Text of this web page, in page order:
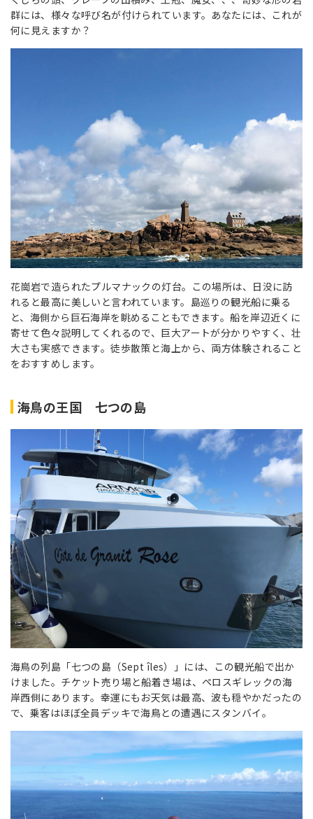
群には、様々な呼び名が付けられています。あなたには、これが
何に見えますか？
花崗岩で造られたプルマナックの灯台。この場所は、日没に訪
れると最高に美しいと言われています。島巡りの観光船に乗る
と、海側から巨石海岸を眺めることもできます。船を岸辺近くに
寄せて色々説明してくれるので、巨大アートが分かりやすく、壮
大さも実感できます。徒歩散策と海上から、両方体験されること
をおすすめします。
海鳥の王国 七つの島
海鳥の列島「七つの島（Sept îles）」には、この観光船で出か
けました。チケット売り場と船着き場は、ペロスギレックの海
岸西側にあります。幸運にもお天気は最高、波も穏やかだったの
で、乗客はほぼ全員デッキで海鳥との遭遇にスタンバイ。